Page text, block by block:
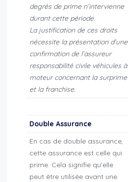
degrés de prime n’intervienne
durant cette période.
La justification de ces droits
nécessite la présentation d’une
confirmation de l’assureur
responsabilité civile véhicules à
moteur concernant la surprime
et la franchise.
Double Assurance
En cas de double assurance,
cette assurance est celle qui
prime. Cela signifie qu’elle
peut être utilisée avant une